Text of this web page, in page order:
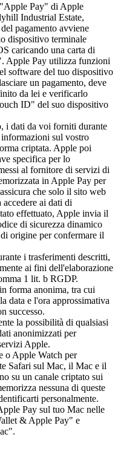
Pay" di Apple
Industrial Estate,
pagamento avviene
dispositivo terminale
caricando una carta di
Apple Pay utilizza funzioni
software del tuo dispositivo
un pagamento, deve
da lei e verificarlo
ID" del suo dispositivo
i dati da voi forniti durante
sul vostro
criptata. Apple poi
specifica per lo
al fornitore di servizi di
in Apple Pay per
che solo il sito web
accedere ai dati di
effettuato, Apple invia il
di sicurezza dinamico
origine per confermare il
i trasferimenti descritti,
ai fini dell'elaborazione
1 lit. b RGDP.
forma anonima, tra cui
data e l'ora approssimativa
successo.
la possibilità di qualsiasi
anonimizzati per
Apple.
o Apple Watch per
Safari sul Mac, il Mac e il
su un canale criptato sui
nessuna di queste
personalmente.
Pay sul tuo Mac nelle
& Apple Pay" e